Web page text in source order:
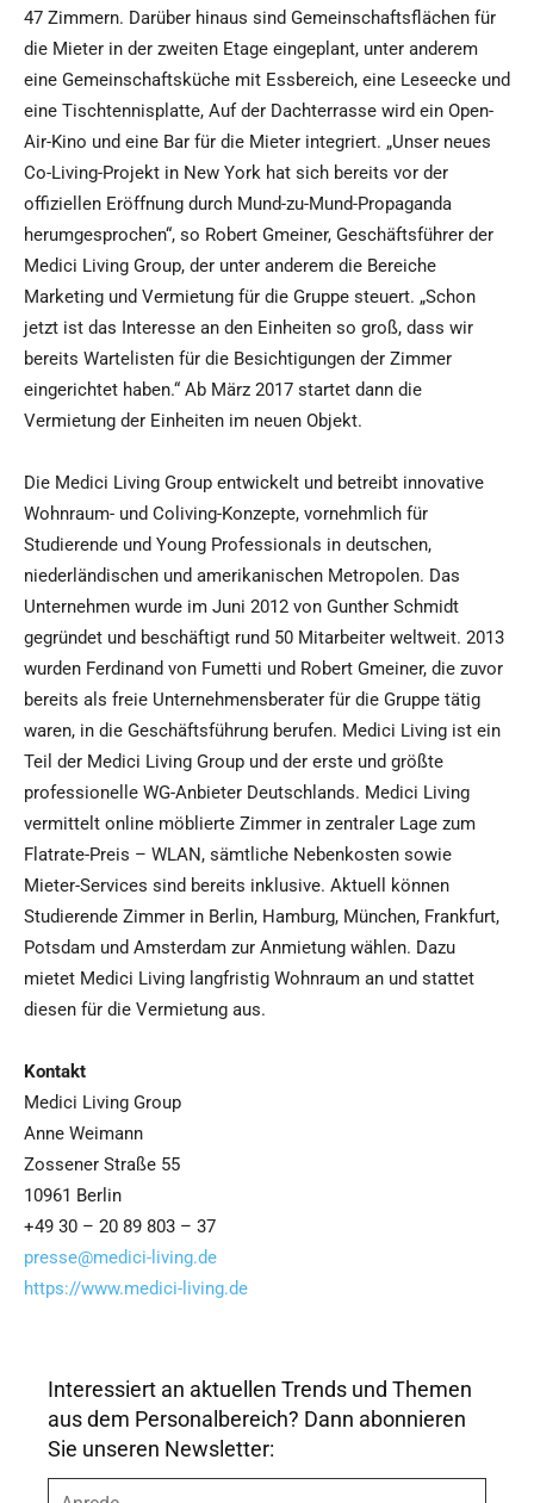
47 Zimmern. Darüber hinaus sind Gemeinschaftsflächen für
die Mieter in der zweiten Etage eingeplant, unter anderem
eine Gemeinschaftsküche mit Essbereich, eine Leseecke und
eine Tischtennisplatte, Auf der Dachterrasse wird ein Open-
Air-Kino und eine Bar für die Mieter integriert. „Unser neues
Co-Living-Projekt in New York hat sich bereits vor der
offiziellen Eröffnung durch Mund-zu-Mund-Propaganda
herumgesprochen“, so Robert Gmeiner, Geschäftsführer der
Medici Living Group, der unter anderem die Bereiche
Marketing und Vermietung für die Gruppe steuert. „Schon
jetzt ist das Interesse an den Einheiten so groß, dass wir
bereits Wartelisten für die Besichtigungen der Zimmer
eingerichtet haben.“ Ab März 2017 startet dann die
Vermietung der Einheiten im neuen Objekt.
Die Medici Living Group entwickelt und betreibt innovative
Wohnraum- und Coliving-Konzepte, vornehmlich für
Studierende und Young Professionals in deutschen,
niederländischen und amerikanischen Metropolen. Das
Unternehmen wurde im Juni 2012 von Gunther Schmidt
gegründet und beschäftigt rund 50 Mitarbeiter weltweit. 2013
wurden Ferdinand von Fumetti und Robert Gmeiner, die zuvor
bereits als freie Unternehmensberater für die Gruppe tätig
waren, in die Geschäftsführung berufen. Medici Living ist ein
Teil der Medici Living Group und der erste und größte
professionelle WG-Anbieter Deutschlands. Medici Living
vermittelt online möblierte Zimmer in zentraler Lage zum
Flatrate-Preis – WLAN, sämtliche Nebenkosten sowie
Mieter-Services sind bereits inklusive. Aktuell können
Studierende Zimmer in Berlin, Hamburg, München, Frankfurt,
Potsdam und Amsterdam zur Anmietung wählen. Dazu
mietet Medici Living langfristig Wohnraum an und stattet
diesen für die Vermietung aus.
Kontakt
Medici Living Group
Anne Weimann
Zossener Straße 55
10961 Berlin
+49 30 – 20 89 803 – 37
presse@medici-living.de
https://www.medici-living.de
Interessiert an aktuellen Trends und Themen
aus dem Personalbereich? Dann abonnieren
Sie unseren Newsletter: